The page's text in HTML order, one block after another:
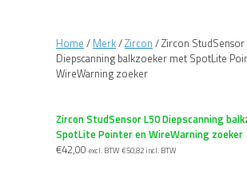
Home / Merk/Zircon / Zircon StudSensor
Diepscanning balkzoeker met SpotLite
WireWarning zoeker
Zircon StudSensor L50 Diepscanning
SpotLite Pointer en WireWarning zoeker
€42,00 excl. BTW €50,82 incl. BTW